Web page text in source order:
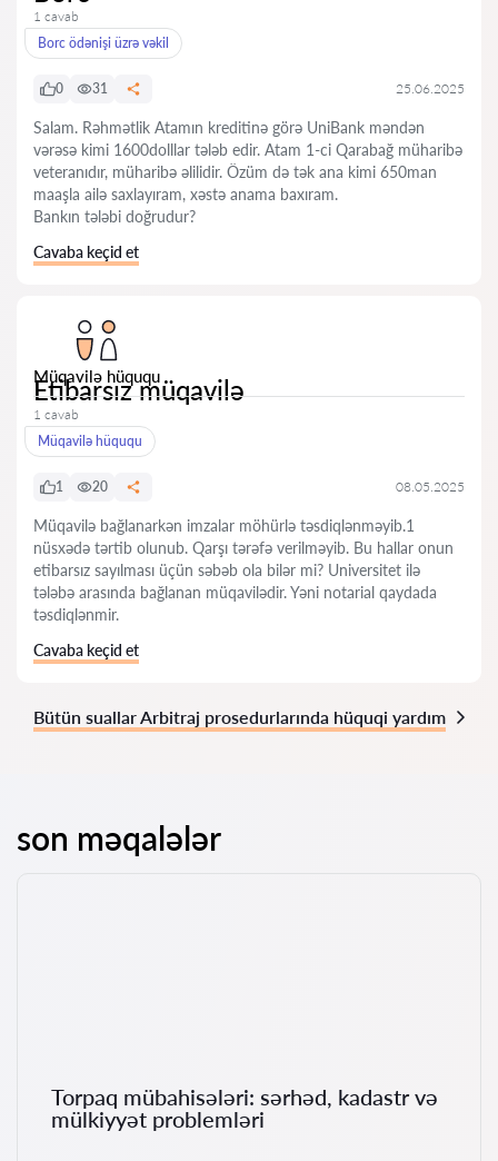
1 cavab
Borc ödənişi üzrə vəkil
0 31 25.06.2025
Salam. Rəhmətlik Atamın kreditinə görə UniBank məndən
vərəsə kimi 1600dolllar tələb edir. Atam 1-ci Qarabağ müharibə
veteranıdır, müharibə əlilidir. Özüm də tək ana kimi 650man
maaşla ailə saxlayıram, xəstə anama baxıram.
Bankın tələbi doğrudur?
Cavaba keçid et
Müqavilə hüququ
Etibarsız müqavilə
1 cavab
Müqavilə hüququ
1 20 08.05.2025
Müqavilə bağlanarkən imzalar möhürlə təsdiqlənməyib.1
nüsxədə tərtib olunub. Qarşı tərəfə verilməyib. Bu hallar onun
etibarsız sayılması üçün səbəb ola bilər mi? Universitet ilə
tələbə arasında bağlanan müqavilədir. Yəni notarial qaydada
təsdiqlənmir.
Cavaba keçid et
Bütün suallar Arbitraj prosedurlarında hüquqi yardım
son məqalələr
Torpaq mübahisələri: sərhəd, kadastr və
mülkiyyət problemləri